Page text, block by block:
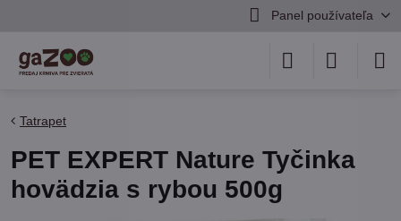
Panel používateľa
Tatrapet
PET EXPERT Nature Tyčinka
hovädzia s rybou 500g